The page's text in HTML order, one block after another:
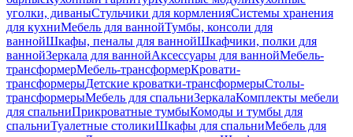
уголки, диваныСтульчики для кормленияСистемы хранения
для кухниМебель для ваннойТумбы, консоли для
ваннойШкафы, пеналы для ваннойШкафчики, полки для
ваннойЗеркала для ваннойАксессуары для ваннойМебель-
трансформерМебель-трансформерКровати-
трансформерыДетские кроватки-трансформерыСтолы-
трансформерыМебель для спальниЗеркалаКомплекты мебели
для спальниПрикроватные тумбыКомоды и тумбы для
спальниТуалетные столикиШкафы для спальниМебель для